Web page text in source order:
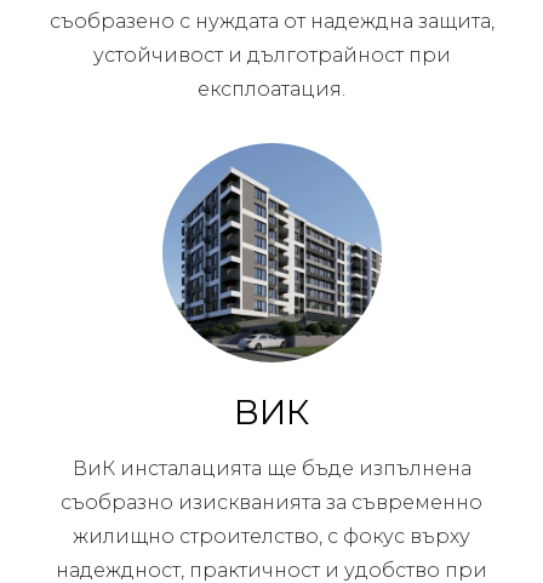
съобразено с нуждата от надеждна защита,
устойчивост и дълготрайност при
експлоатация.
ВИК
ВиК инсталацията ще бъде изпълнена
съобразно изискванията за съвременно
жилищно строителство, с фокус върху
надеждност, практичност и удобство при